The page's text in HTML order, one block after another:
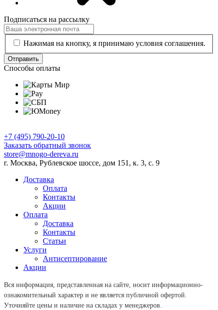
Подписаться на рассылку
Нажимая на кнопку, я принимаю условия соглашения.
Отправить
Способы оплаты
+7 (495) 790-20-10
Заказать обратный звонок
store@mnogo-dereva.ru
г. Москва, Рублевское шоссе, дом 151, к. 3, с. 9
Доставка
Оплата
Контакты
Акции
Оплата
Доставка
Контакты
Статьи
Услуги
Антисептирование
Акции
Вся информация, представленная на сайте, носит информационно-
ознакомительный характер и не является публичной офертой.
Уточняйте цены и наличие на складах у менеджеров.